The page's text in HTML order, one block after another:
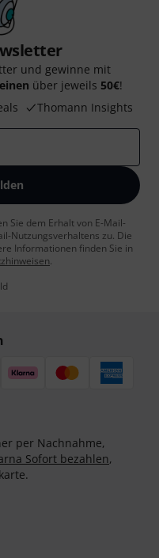
und gewinne mit
über jeweils 50€!
Thomann Insights
Sie dem Erhalt von E-Mail-
Nutzungsverhaltens zu. Die
Informationen finden Sie in
.
per Nachnahme,
Sofort bezahlen,